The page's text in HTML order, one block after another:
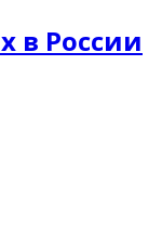
в России